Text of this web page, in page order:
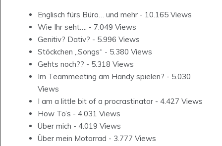
Englisch fürs Büro… und mehr - 10.165 Views
Wie Ihr seht…. - 7.049 Views
Genitiv? Dativ? - 5.996 Views
Stöckchen „Songs“ - 5.380 Views
Gehts noch?? - 5.318 Views
Im Teammeeting am Handy spielen? - 5.030
Views
I am a little bit of a procrastinator - 4.427 Views
How To’s - 4.031 Views
Über mich - 4.019 Views
Über mein Motorrad - 3.777 Views